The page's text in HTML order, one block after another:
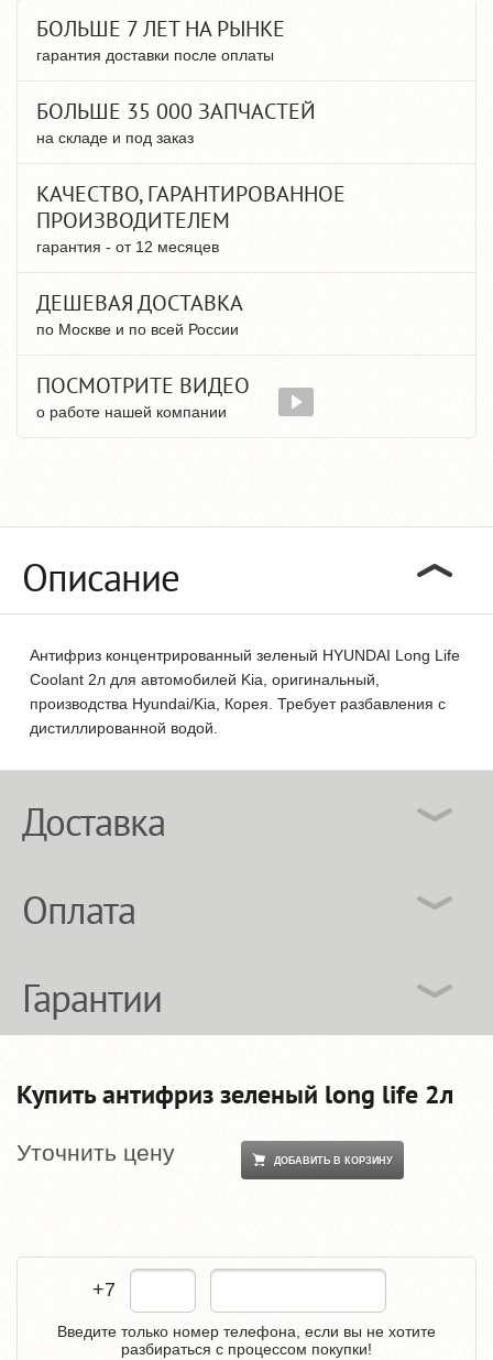
БОЛЬШЕ 7 ЛЕТ НА РЫНКЕ
гарантия доставки после оплаты
БОЛЬШЕ 35 000 ЗАПЧАСТЕЙ
на складе и под заказ
КАЧЕСТВО, ГАРАНТИРОВАННОЕ
ПРОИЗВОДИТЕЛЕМ
гарантия - от 12 месяцев
ДЕШЕВАЯ ДОСТАВКА
по Москве и по всей России
ПОСМОТРИТЕ ВИДЕО
о работе нашей компании
Описание
Антифриз концентрированный зеленый HYUNDAI Long Life
Coolant 2л для автомобилей Kia, оригинальный,
производства Hyundai/Kia, Корея. Требует разбавления с
дистиллированной водой.
Доставка
Оплата
Гарантии
Купить антифриз зеленый long life 2л
Уточнить цену ДОБАВИТЬ В КОРЗИНУ
+7
Введите только номер телефона, если вы не хотите
разбираться с процессом покупки!